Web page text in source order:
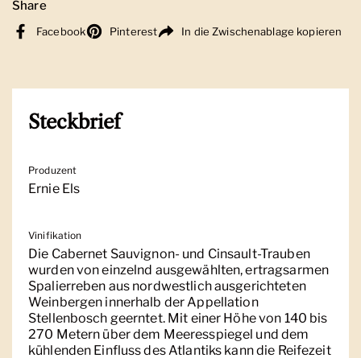
Share
Facebook Pinterest In die Zwischenablage kopieren
Steckbrief
Produzent
Ernie Els
Vinifikation
Die Cabernet Sauvignon- und Cinsault-Trauben
wurden von einzelnd ausgewählten, ertragsarmen
Spalierreben aus nordwestlich ausgerichteten
Weinbergen innerhalb der Appellation
Stellenbosch geerntet. Mit einer Höhe von 140 bis
270 Metern über dem Meeresspiegel und dem
kühlenden Einfluss des Atlantiks kann die Reifezeit